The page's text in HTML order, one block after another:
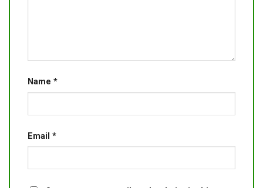
Name *
Email *